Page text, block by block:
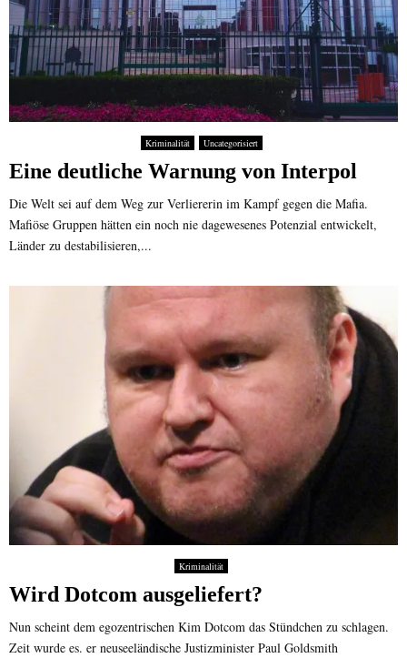
Kriminalität Uncategorisiert
Eine deutliche Warnung von Interpol
Die Welt sei auf dem Weg zur Verliererin im Kampf gegen die Mafia.
Mafiöse Gruppen hätten ein noch nie dagewesenes Potenzial entwickelt,
Länder zu destabilisieren,...
Kriminalität
Wird Dotcom ausgeliefert?
Nun scheint dem egozentrischen Kim Dotcom das Stündchen zu schlagen.
Zeit wurde es. er neuseeländische Justizminister Paul Goldsmith